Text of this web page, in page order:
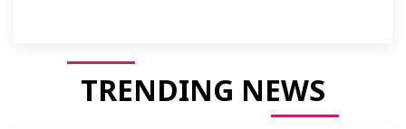
TRENDING NEWS